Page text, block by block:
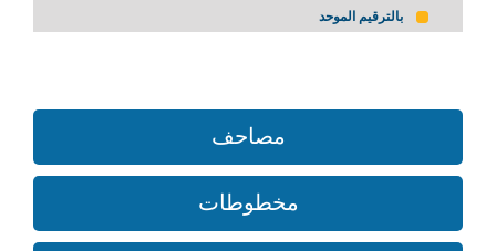
بالترقيم الموحد
مصاحف
مخطوطات